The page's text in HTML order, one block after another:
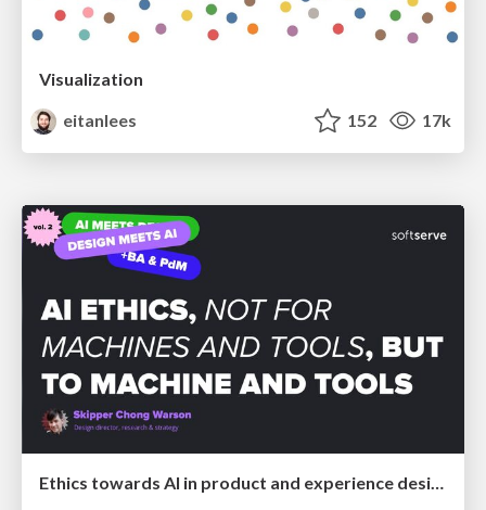
Visualization
eitanlees
152 17k
Ethics towards AI in product and experience design